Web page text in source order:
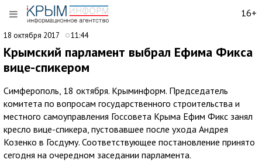
16+
18 октября 2017 11:44
Крымский парламент выбрал Ефима Фикса
вице-спикером
Симферополь, 18 октября. Крыминформ. Председатель
комитета по вопросам государственного строительства и
местного самоуправления Госсовета Крыма Ефим Фикс занял
кресло вице-спикера, пустовавшее после ухода Андрея
Козенко в Госдуму. Соответствующее постановление принято
сегодня на очередном заседании парламента.